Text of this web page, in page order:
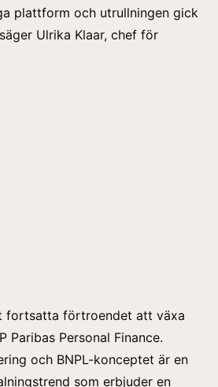
plattform och utrullningen gick
Ulrika Klaar, chef för
fortsatta förtroendet att växa
Paribas Personal Finance.
och BNPL-konceptet är en
som erbjuder en